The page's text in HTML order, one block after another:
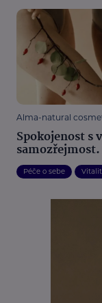
Alma-natural
Spokojenost
Péče o sebe